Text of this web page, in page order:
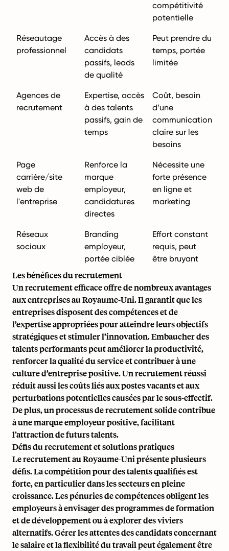
compétitivité
potentielle
Réseautage
professionnel
Accès à des
candidats
passifs, leads
de qualité
Peut prendre du
temps, portée
limitée
Agences de
recrutement
Expertise, accès
à des talents
passifs, gain de
temps
Coût, besoin
d’une
communication
claire sur les
besoins
Page
carrière/site
web de
l'entreprise
Renforce la
marque
employeur,
candidatures
directes
Nécessite une
forte présence
en ligne et
marketing
Réseaux
sociaux
Branding
employeur,
portée ciblée
Effort constant
requis, peut
être bruyant
Les bénéfices du recrutement
Un recrutement efficace offre de nombreux avantages
aux entreprises au Royaume-Uni. Il garantit que les
entreprises disposent des compétences et de
l’expertise appropriées pour atteindre leurs objectifs
stratégiques et stimuler l’innovation. Embaucher des
talents performants peut améliorer la productivité,
renforcer la qualité du service et contribuer à une
culture d’entreprise positive. Un recrutement réussi
réduit aussi les coûts liés aux postes vacants et aux
perturbations potentielles causées par le sous-effectif.
De plus, un processus de recrutement solide contribue
à une marque employeur positive, facilitant
l’attraction de futurs talents.
Défis du recrutement et solutions pratiques
Le recrutement au Royaume-Uni présente plusieurs
défis. La compétition pour des talents qualifiés est
forte, en particulier dans les secteurs en pleine
croissance. Les pénuries de compétences obligent les
employeurs à envisager des programmes de formation
et de développement ou à explorer des viviers
alternatifs. Gérer les attentes des candidats concernant
le salaire et la flexibilité du travail peut également être